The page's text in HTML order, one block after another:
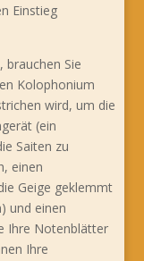
Einstieg
brauchen Sie
Kolophonium
wird, um die
(ein
Saiten zu
einen
Geige geklemmt
und einen
Ihre Notenblätter
Ihre